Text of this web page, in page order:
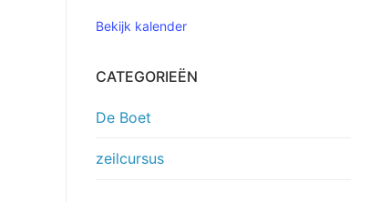
Bekijk kalender
CATEGORIEËN
De Boet
zeilcursus